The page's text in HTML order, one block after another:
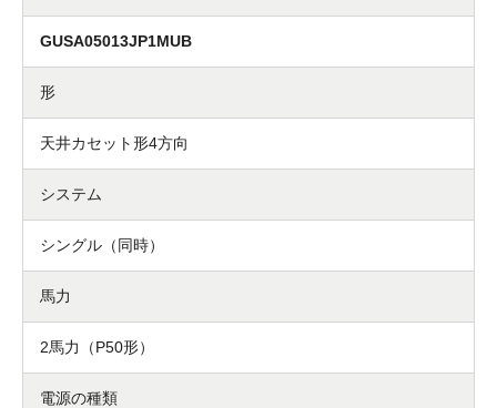
GUSA05013JP1MUB
形
天井カセット形4方向
システム
シングル（同時）
馬力
2馬力（P50形）
電源の種類